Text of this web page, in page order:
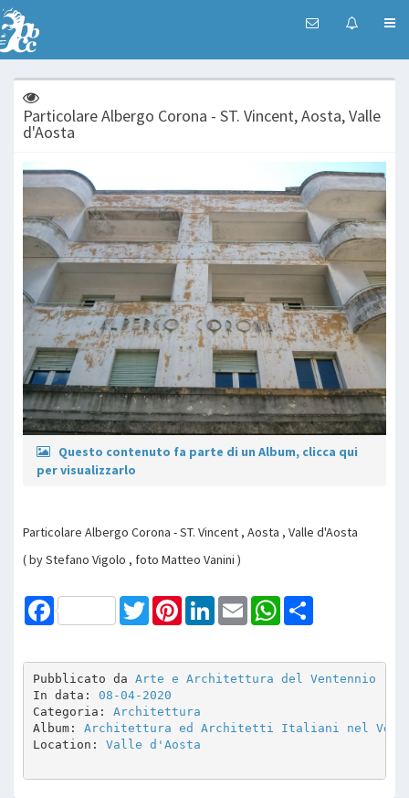
Particolare Albergo Corona - ST. Vincent, Aosta, Valle
d'Aosta
Questo contenuto fa parte di un Album, clicca qui
per visualizzarlo
Particolare Albergo Corona - ST. Vincent , Aosta , Valle d'Aosta
( by Stefano Vigolo , foto Matteo Vanini )
Facebook TwitterPinterestLinkedInEmail WhatsApp
Pubblicato da Arte e Architettura del Ventennio
In data: 08-04-2020
Categoria: Architettura
Album: Architettura ed Architetti Italiani nel
Location: Valle d'Aosta